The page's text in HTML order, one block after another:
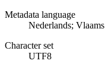
Metadata language
Nederlands; Vlaams
Character set
UTF8